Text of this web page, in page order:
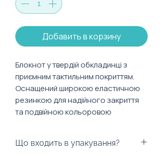
Добавить в корзину
Блокнот у твердій обкладинці з
приємним тактильним покриттям.
Оснащений широкою еластичною
резинкою для надійного закриття
та подвійною кольоровою
додаткова кишеня та 8 аркушів із
Що входить в упакування?